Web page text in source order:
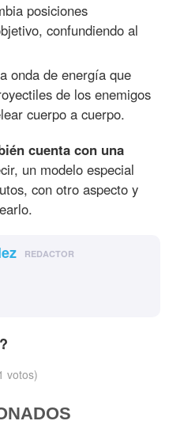
posiciones
confundiendo al
onda de energía que
de los enemigos
cuerpo a cuerpo.
cuenta con una
un modelo especial
con otro aspecto y
REDACTOR
votos)